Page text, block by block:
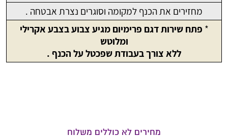
מחזירים את הכנף למקומה וסוגרים נצרת אבטחה .
* פתח שירות דגם פרימיום מגיע צבוע בצבע אקרילי
ומלוטש
ללא צורך בעבודת שפכטל על הכנף .
מחירים לא כוללים משלוח